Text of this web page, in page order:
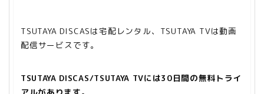
TSUTAYA DISCASは宅配レンタル、TSUTAYA TVは動画
配信サービスです。
TSUTAYA DISCAS/TSUTAYA TVには30日間の無料トライ